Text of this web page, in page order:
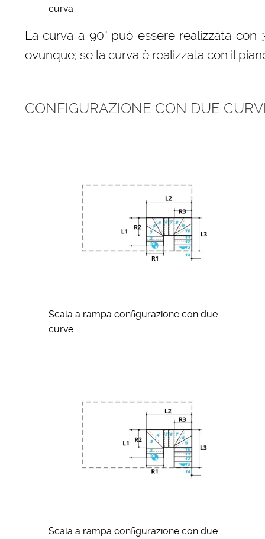
curva
La curva a 90° può essere realizzata
ovunque; se la curva è realizzata con il
CONFIGURAZIONE CON DUE
Scala a rampa configurazione con due
curve
Scala a rampa configurazione con due